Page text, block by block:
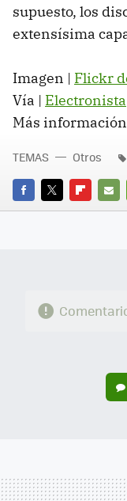
supuesto, los
extensísima
Imagen | Flickr
Vía | Electronista
Más
FACEBOOK
TWITTERFLIPBOARD
E-
TEMAS Otros